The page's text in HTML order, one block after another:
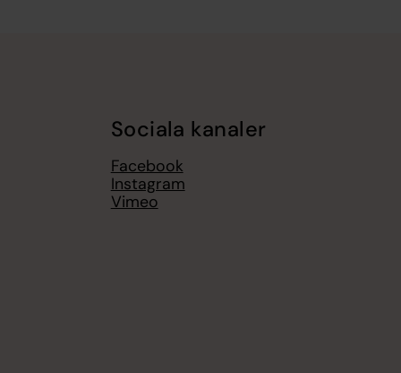
Sociala kanaler
Facebook
Instagram
Vimeo